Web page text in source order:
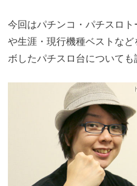
今回はパチンコ・パチスロ
や生涯・現行機種ベストな
ボしたパチスロ台についても